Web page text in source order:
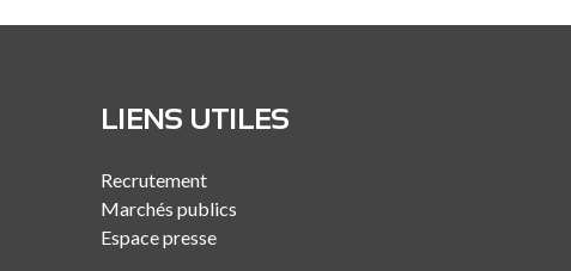
LIENS UTILES
Recrutement
Marchés publics
Espace presse